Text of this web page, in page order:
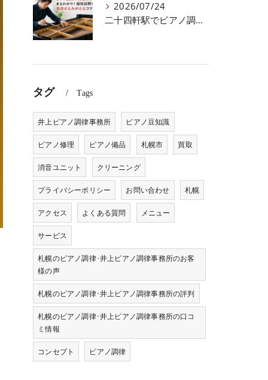
2026/07/24
二十四軒駅でピアノ調律の料金と手順がまるわかり！最短訪問で美音がよみがえるコツ
タグ Tags
井上ピアノ調律事務所 ピアノ豆知識
ピアノ修理 ピアノ備品 札幌市 買取
消音ユニット クリーニング
プライバシーポリシー お問い合わせ 札幌
アクセス よくある質問 メニュー
サービス
札幌のピアノ調律･井上ピアノ調律事務所のお客
様の声
札幌のピアノ調律･井上ピアノ調律事務所の評判
札幌のピアノ調律･井上ピアノ調律事務所の口コ
ミ情報
コンセプト ピアノ調律